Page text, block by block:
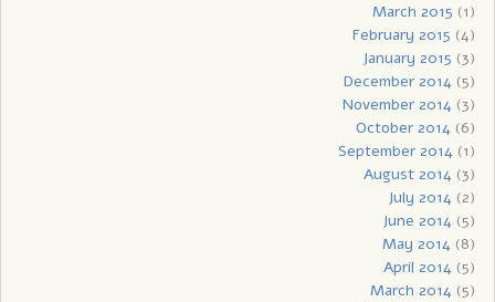
March 2015 (1)
February 2015 (4)
January 2015 (3)
December 2014(5)
November 2014(3)
October 2014(6)
September 2014(1)
August 2014(3)
July 2014(2)
June 2014(5)
May 2014(8)
April 2014(5)
March 2014(5)